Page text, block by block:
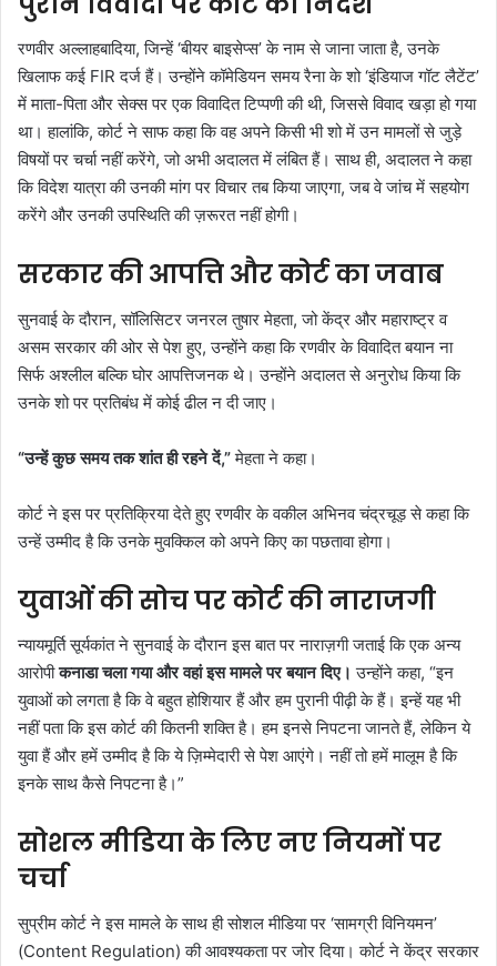
रणवीर अल्लाहबादिया, जिन्हें ‘बीयर बाइसेप्स’ के नाम से जाना जाता है, उनके
खिलाफ कई FIR दर्ज हैं। उन्होंने कॉमेडियन समय रैना के शो ‘इंडियाज गॉट लैटेंट’
में माता-पिता और सेक्स पर एक विवादित टिप्पणी की थी, जिससे विवाद खड़ा हो गया
था। हालांकि, कोर्ट ने साफ कहा कि वह अपने किसी भी शो में उन मामलों से जुड़े
विषयों पर चर्चा नहीं करेंगे, जो अभी अदालत में लंबित हैं। साथ ही, अदालत ने कहा
कि विदेश यात्रा की उनकी मांग पर विचार तब किया जाएगा, जब वे जांच में सहयोग
करेंगे और उनकी उपस्थिति की ज़रूरत नहीं होगी।
सरकार की आपत्ति और कोर्ट का जवाब
सुनवाई के दौरान, सॉलिसिटर जनरल तुषार मेहता, जो केंद्र और महाराष्ट्र व
असम सरकार की ओर से पेश हुए, उन्होंने कहा कि रणवीर के विवादित बयान ना
सिर्फ अश्लील बल्कि घोर आपत्तिजनक थे। उन्होंने अदालत से अनुरोध किया कि
उनके शो पर प्रतिबंध में कोई ढील न दी जाए।
“उन्हें कुछ समय तक शांत ही रहने दें,”मेहता ने कहा।
कोर्ट ने इस पर प्रतिक्रिया देते हुए रणवीर के वकील अभिनव चंद्रचूड़ से कहा कि
उन्हें उम्मीद है कि उनके मुवक्किल को अपने किए का पछतावा होगा।
युवाओं की सोच पर कोर्ट की नाराजगी
न्यायमूर्ति सूर्यकांत ने सुनवाई के दौरान इस बात पर नाराज़गी जताई कि एक अन्य
आरोपीकनाडा चला गया और वहां इस मामले पर बयान दिए। उन्होंने कहा, “इन
युवाओं को लगता है कि वे बहुत होशियार हैं और हम पुरानी पीढ़ी के हैं। इन्हें यह भी
नहीं पता कि इस कोर्ट की कितनी शक्ति है। हम इनसे निपटना जानते हैं, लेकिन ये
युवा हैं और हमें उम्मीद है कि ये ज़िम्मेदारी से पेश आएंगे। नहीं तो हमें मालूम है कि
इनके साथ कैसे निपटना है।”
सोशल मीडिया के लिए नए नियमों पर
चर्चा
सुप्रीम कोर्ट ने इस मामले के साथ ही सोशल मीडिया पर ‘सामग्री विनियमन’
(Content Regulation) की आवश्यकता पर जोर दिया। कोर्ट ने केंद्र सरकार